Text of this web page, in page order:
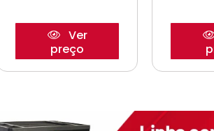
Ver
preço